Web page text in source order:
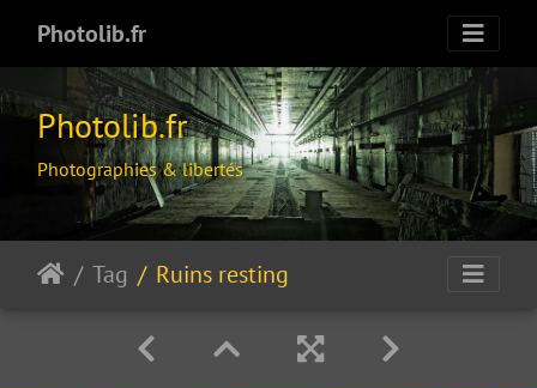
Photolib.fr
Photolib.fr
Photographies & libertés
Tag Ruins resting